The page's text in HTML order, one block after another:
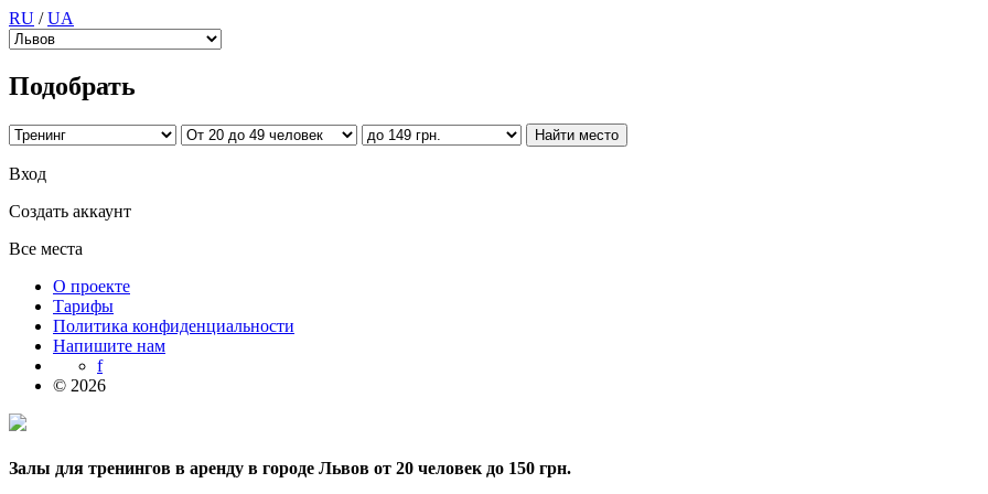
RU /UA
Подобрать
Вход
Создать аккаунт
Все места
О проекте
Тарифы
Политика конфиденциальности
Напишите нам
f
© 2026
Залы для тренингов в аренду в городе Львов от 20 человек до 150 грн.